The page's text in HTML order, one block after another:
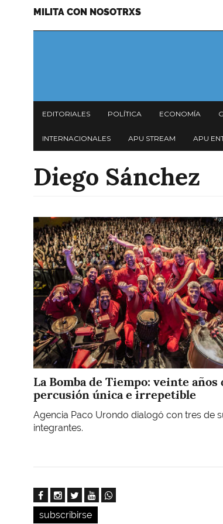
Menu
MILITA CON NOSOTRXS
Navegación
principal
EDITORIALES POLÍTICA ECONOMÍA
INTERNACIONALES APU STREAM APU
Diego Sánchez
Imagen
La Bomba de Tiempo: veinte años
percusión única e irrepetible
Agencia Paco Urondo dialogó con tres de
integrantes.
subscribirse